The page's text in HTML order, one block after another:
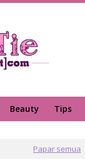
Beauty Tips
Papar semua